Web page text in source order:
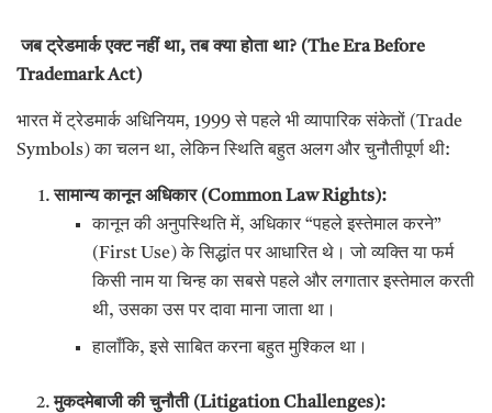
जब ट्रेडमार्क एक्ट नहीं था,तब क्या होता था? (The Era Before
Trademark Act)
भारत में ट्रेडमार्क अधिनियम, 1999 से पहले भी व्यापारिक संकेतों (Trade
Symbols) का चलन था, लेकिन स्थिति बहुत अलग और चुनौतीपूर्ण थी:
सामान्य कानून अधिकार (Common Law Rights):
कानून की अनुपस्थिति में, अधिकार “पहले इस्तेमाल करने”
(First Use) के सिद्धांत पर आधारित थे। जो व्यक्ति या फर्म
किसी नाम या चिन्ह का सबसे पहले और लगातार इस्तेमाल करती
थी, उसका उस पर दावा माना जाता था।
हालाँकि, इसे साबित करना बहुत मुश्किल था।
मुकदमेबाजी की चुनौती (Litigation Challenges):